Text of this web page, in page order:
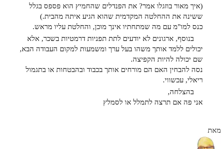
(איך מאור בוזגלו אמר? את הפנדלים שהחמיץ הוא פספס בגלל
ששינה את ההחלטה המקדמית שהוא הגיע איתה מהבית.)
כנס למו"מ עם מה שמתחתיו אינך מוכן, והחלטת עליו מראש.
בנוסף, ארגונים לא יודעים לתת תפניות דרמטיות בשכר, אלא
יכולים ללמד אותך משהו בעל ערך ומשמעות למקום העבודה הבא,
שם יכולה להיות הקפיצה.
נסה להבחין האם הם מורחים אותך בכבוד ובהבטחות או בתגמול
ריאלי, עכשווי.
בהצלחה,
אני פה אם תרצה לתמלל או לסמלץ
מאת